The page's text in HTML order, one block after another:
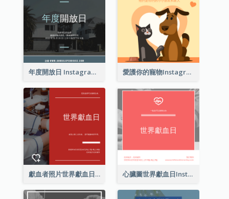
年度開放日 Instagram 帖子 愛護你的寵物Instagram帖子
獻血者照片世界獻血日Instagram帖子 心臟圖世界獻血日Instagram帖子